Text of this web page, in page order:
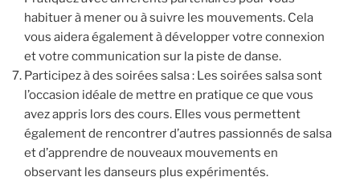
habituer à mener ou à suivre les mouvements. Cela
vous aidera également à développer votre connexion
et votre communication sur la piste de danse.
Participez à des soirées salsa : Les soirées salsa sont
l’occasion idéale de mettre en pratique ce que vous
avez appris lors des cours. Elles vous permettent
également de rencontrer d’autres passionnés de salsa
et d’apprendre de nouveaux mouvements en
observant les danseurs plus expérimentés.